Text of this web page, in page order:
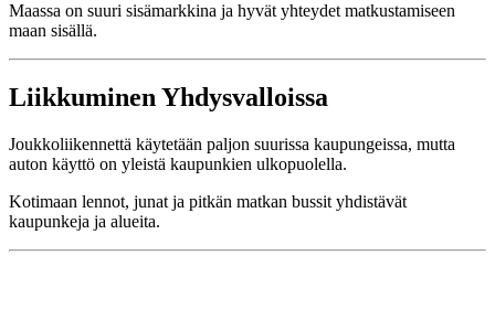
Maassa on suuri sisämarkkina ja hyvät yhteydet matkustamiseen
maan sisällä.
Liikkuminen Yhdysvalloissa
Joukkoliikennettä käytetään paljon suurissa kaupungeissa, mutta
auton käyttö on yleistä kaupunkien ulkopuolella.
Kotimaan lennot, junat ja pitkän matkan bussit yhdistävät
kaupunkeja ja alueita.